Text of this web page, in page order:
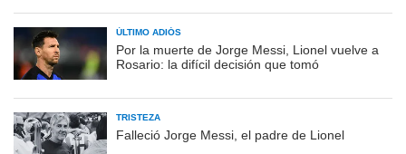
ÚLTIMO ADIÓS
Por la muerte de Jorge Messi, Lionel vuelve a
Rosario: la difícil decisión que tomó
TRISTEZA
Falleció Jorge Messi, el padre de Lionel